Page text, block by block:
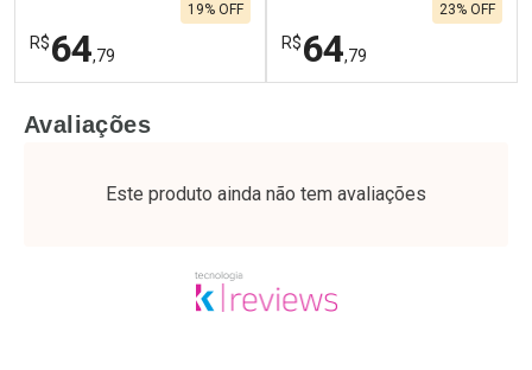
R$64,79
19% OFF
Laboratório
Por Menos
R$64,79
23% OFF
Laboratório
Por Menos
Avaliações
Este produto ainda não tem avaliações